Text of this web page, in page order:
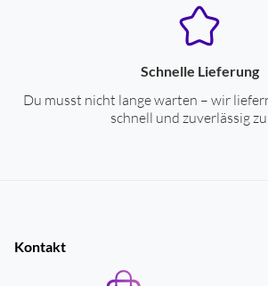
Schnelle Lieferung
Du musst nicht lange warten – wir
schnell und zuverlässig
Kontakt